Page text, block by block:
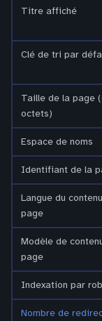
Titre affiché
Clé de tri par
Taille de la page
octets)
Espace de noms
Identifiant de la
Langue du
page
Modèle de
page
Indexation par
Nombre de